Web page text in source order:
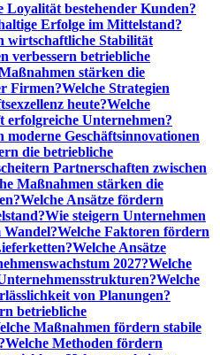
Loyalität bestehender Kunden?
Erfolge im Mittelstand?
wirtschaftliche Stabilität
verbessern betriebliche
stärken die
Firmen?Welche Strategien
heute?Welche
Unternehmen?
Geschäftsinnovationen
die betriebliche
Partnerschaften zwischen
Maßnahmen stärken die
Welche Ansätze fördern
Wie steigern Unternehmen
Welche Faktoren fördern
Welche Ansätze
2027?Welche
Welche
von Planungen?
betriebliche
Maßnahmen fördern stabile
Welche Methoden fördern